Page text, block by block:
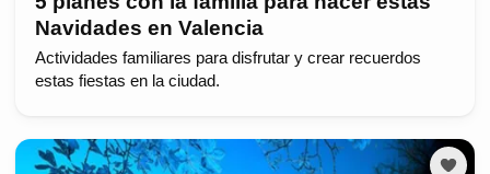
Navidades en Valencia
Actividades familiares para disfrutar y crear recuerdos
estas fiestas en la ciudad.